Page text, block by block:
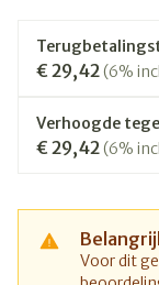
€ 29,42(6%
Verhoogde
€ 29,42(6%
Voor dit